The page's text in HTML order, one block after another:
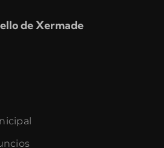
de Xermade